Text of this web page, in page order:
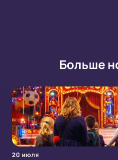
Больше
20 июля